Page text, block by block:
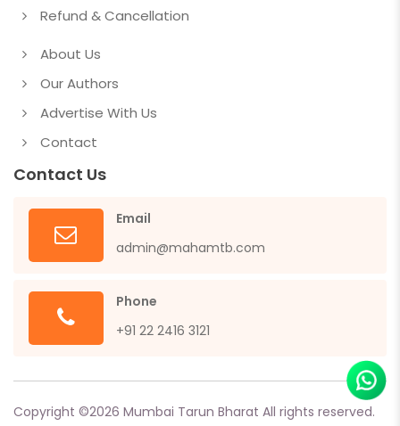
Refund & Cancellation
About Us
Our Authors
Advertise With Us
Contact
Contact Us
Email
admin@mahamtb.com
Phone
+91 22 2416 3121
Copyright ©2026 Mumbai Tarun Bharat All rights reserved.